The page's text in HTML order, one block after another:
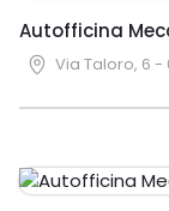
Autofficina
Via Taloro, 6 -